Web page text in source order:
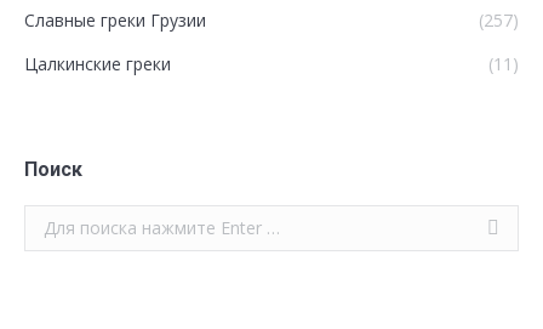
Славные греки Грузии
(257)
Цалкинские греки
(11)
Поиск
Поиск: